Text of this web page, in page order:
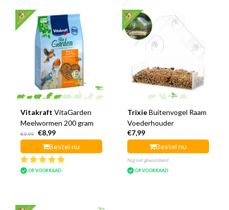
Vitakraft VitaGarden
Meelwormen 200 gram
€9,99
€8,99
Bestel nu
OP VOORRAAD
Trixie Buitenvogel Raam
Voederhouder
€7,99
Bestel nu
Nog niet gewaardeerd
OP VOORRAAD